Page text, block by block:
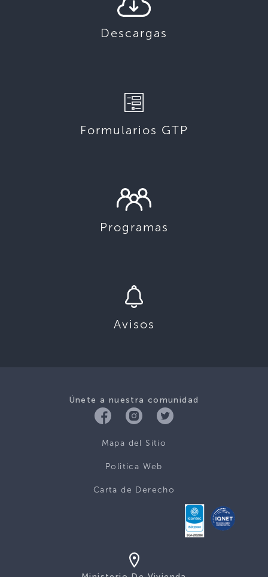
Descargas
Formularios GTP
Programas
Avisos
Únete a nuestra comunidad
Mapa del Sitio
Politica Web
Carta de Derecho